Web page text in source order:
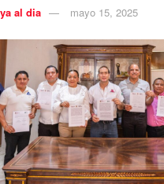
al dia mayo 15, 2025